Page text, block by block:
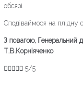
обсязі.
Сподіваймося на плідну
З повагою, Генеральний
Т.В.Корніяченко
 5/5